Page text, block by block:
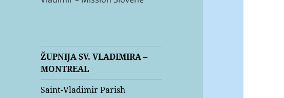
ŽUPNIJA SV. VLADIMIRA –
MONTREAL
Saint-Vladimir Parish